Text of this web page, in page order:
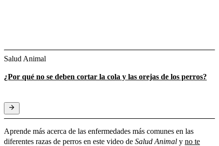
Salud Animal
¿Por qué no se deben cortar la cola y las orejas de los perros?
Aprende más acerca de las enfermedades más comunes en las
diferentes razas de perros en este video de Salud Animal y no te